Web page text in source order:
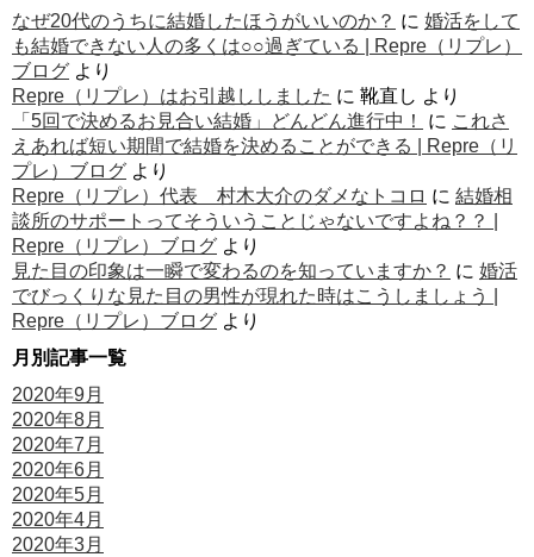
なぜ20代のうちに結婚したほうがいいのか？ に 婚活をして
も結婚できない人の多くは○○過ぎている | Repre（リプレ）
ブログ より
Repre（リプレ）はお引越ししました に 靴直し より
「5回で決めるお見合い結婚」どんどん進行中！
に これさ
えあれば短い期間で結婚を決めることができる | Repre（リ
プレ）ブログ より
Repre（リプレ）代表 村木大介のダメなトコロ に 結婚相
談所のサポートってそういうことじゃないですよね？？ |
Repre（リプレ）ブログ より
見た目の印象は一瞬で変わるのを知っていますか？ に 婚活
でびっくりな見た目の男性が現れた時はこうしましょう |
Repre（リプレ）ブログ より
月別記事一覧
2020年9月
2020年8月
2020年7月
2020年6月
2020年5月
2020年4月
2020年3月